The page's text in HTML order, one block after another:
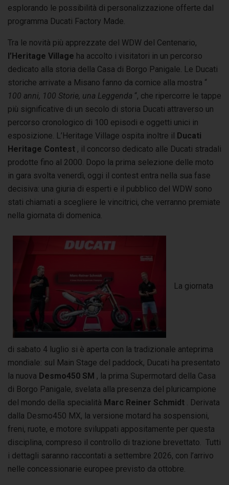
esplorando le possibilità di personalizzazione offerte dal
programma Ducati Factory Made.
Tra le novità più apprezzate del WDW del Centenario,
l’Heritage Village ha accolto i visitatori in un percorso
dedicato alla storia della Casa di Borgo Panigale. Le Ducati
storiche arrivate a Misano fanno da cornice alla mostra “
100 anni, 100 Storie, una Leggenda “, che ripercorre le tappe
più significative di un secolo di storia Ducati attraverso un
percorso cronologico di 100 episodi e oggetti unici in
esposizione. L’Heritage Village ospita inoltre il Ducati
Heritage Contest , il concorso dedicato alle Ducati stradali
prodotte fino al 2000. Dopo la prima selezione delle moto
in gara svolta venerdì, oggi il contest entra nella sua fase
decisiva: una giuria di esperti e il pubblico del WDW sono
stati chiamati a scegliere le vincitrici, che verranno premiate
nella giornata di domenica.
La giornata
di sabato 4 luglio si è aperta con la tradizionale anteprima
mondiale: sul Main Stage del paddock, Ducati ha presentato
la nuova Desmo450 SM , la prima Supermotard della Casa
di Borgo Panigale, svelata alla presenza del pluricampione
del mondo della specialità Marc Reiner Schmidt
. Derivata
dalla Desmo450 MX, la versione motard ha sospensioni,
freni, ruote, e motore sviluppati appositamente per questa
disciplina, compreso il controllo di trazione brevettato. Tutti
i dettagli saranno raccontati a settembre 2026, con l’arrivo
nelle concessionarie europee previsto da ottobre.